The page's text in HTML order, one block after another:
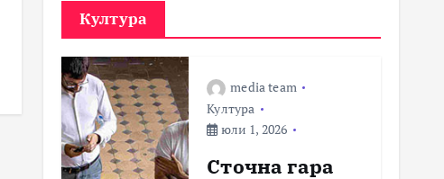
Култура
media team
Култура
юли 1, 2026
Сточна гара